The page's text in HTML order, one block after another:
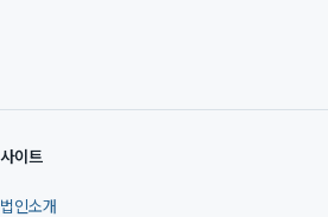
사이트
법인소개